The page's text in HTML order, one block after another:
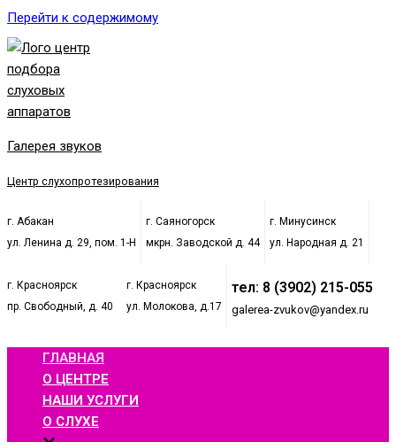
Перейти к содержимому
Галерея звуков
Центр слухопротезирования
г. Абакан
ул. Ленина д. 29, пом. 1-Н
г. Саяногорск
мкрн. Заводской д. 44
г. Минусинск
ул. Народная д. 21
г. Красноярск
пр. Свободный, д. 40
г. Красноярск
ул. Молокова, д.17
тел: 8 (3902) 215-055
galerea-zvukov@yandex.ru
ГЛАВНАЯ
О ЦЕНТРЕ
НАШИ УСЛУГИ
О СЛУХЕ